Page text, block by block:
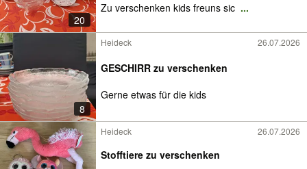
20
Zu verschenken kids freuns sic ...
8
Heideck 26.07.2026
GESCHIRR zu verschenken
Gerne etwas für die kids
Heideck 26.07.2026
Stofftiere zu verschenken